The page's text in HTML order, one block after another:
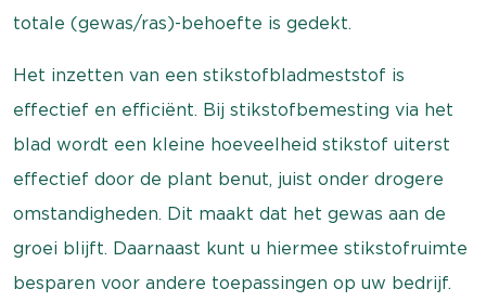
totale (gewas/ras)-behoefte is gedekt.
Het inzetten van een stikstofbladmeststof is
effectief en efficiënt. Bij stikstofbemesting via het
blad wordt een kleine hoeveelheid stikstof uiterst
effectief door de plant benut, juist onder drogere
omstandigheden. Dit maakt dat het gewas aan de
groei blijft. Daarnaast kunt u hiermee stikstofruimte
besparen voor andere toepassingen op uw bedrijf.